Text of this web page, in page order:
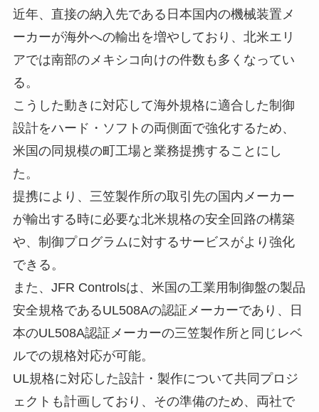
近年、直接の納入先である日本国内の機械装置メ
ーカーが海外への輸出を増やしており、北米エリ
アでは南部のメキシコ向けの件数も多くなってい
る。
こうした動きに対応して海外規格に適合した制御
設計をハード・ソフトの両側面で強化するため、
米国の同規模の町工場と業務提携することにし
た。
提携により、三笠製作所の取引先の国内メーカー
が輸出する時に必要な北米規格の安全回路の構築
や、制御プログラムに対するサービスがより強化
できる。
また、JFR Controlsは、米国の工業用制御盤の製品
安全規格であるUL508Aの認証メーカーであり、日
本のUL508A認証メーカーの三笠製作所と同じレベ
ルでの規格対応が可能。
UL規格に対応した設計・製作について共同プロジ
ェクトも計画しており、その準備のため、両社で